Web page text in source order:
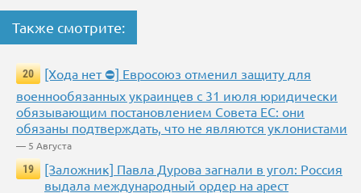
Также смотрите:
20
[Хода нет ⛔] Евросоюз отменил защиту для
военнообязанных украинцев с 31 июля юридически
обязывающим постановлением Совета ЕС: они
обязаны подтверждать, что не являются уклонистами
— 5 Августа
19
[Заложник] Павла Дурова загнали в угол: Россия
выдала международный ордер на арест